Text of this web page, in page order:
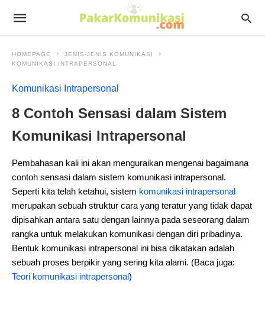
HOMEPAGE
JENIS-JENIS KOMUNIKASI
KOMUNIKASI INTRAPERSONAL
Komunikasi Intrapersonal
8 Contoh Sensasi dalam Sistem
Komunikasi Intrapersonal
Pembahasan kali ini akan menguraikan mengenai bagaimana
contoh sensasi dalam sistem komunikasi intrapersonal.
Seperti kita telah ketahui, sistem komunikasi intrapersonal
merupakan sebuah struktur cara yang teratur yang tidak dapat
dipisahkan antara satu dengan lainnya pada seseorang dalam
rangka untuk melakukan komunikasi dengan diri pribadinya.
Bentuk komunikasi intrapersonal ini bisa dikatakan adalah
sebuah proses berpikir yang sering kita alami. (Baca juga:
Teori komunikasi intrapersonal)